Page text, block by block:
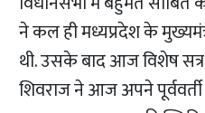
ने कल ही मध्यप्रदेश के
थी. उसके बाद आज विशेष
शिवराज ने आज अपने